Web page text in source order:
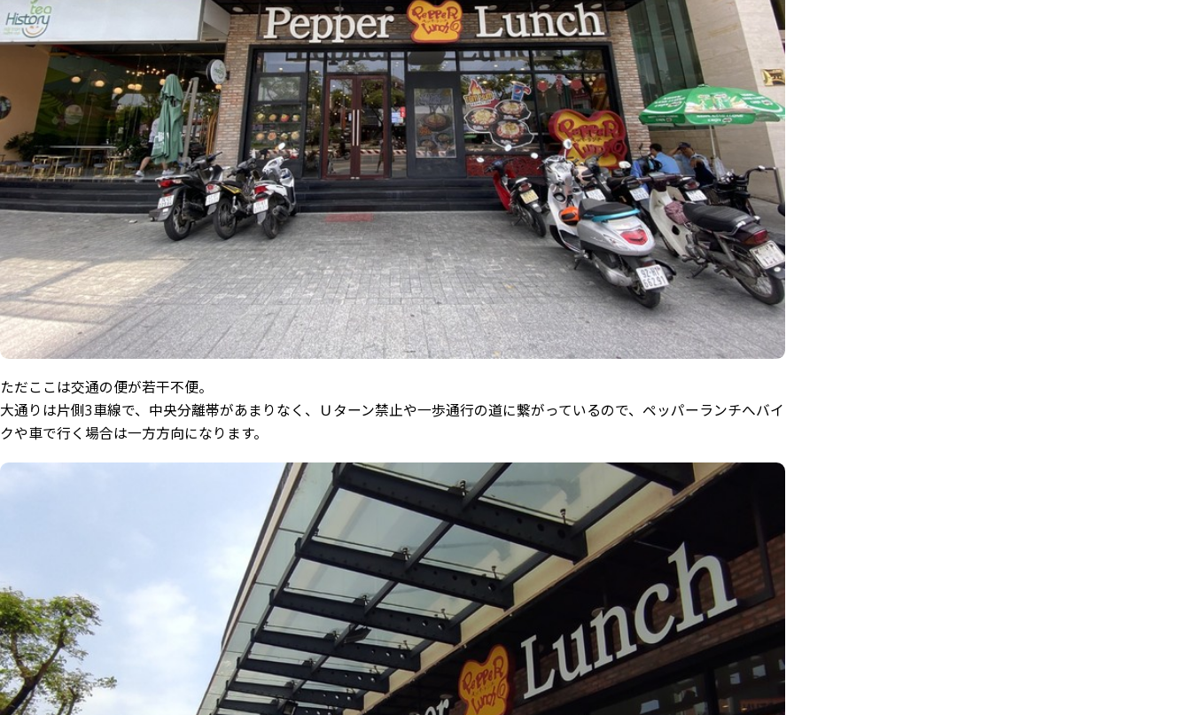
ただここは交通の便が若干不便。
大通りは片側3車線で、中央分離帯があまりなく、Ｕターン禁止や一歩通行の道に繋がっているので、ペッパーランチへバイ
クや車で行く場合は一方方向になります。